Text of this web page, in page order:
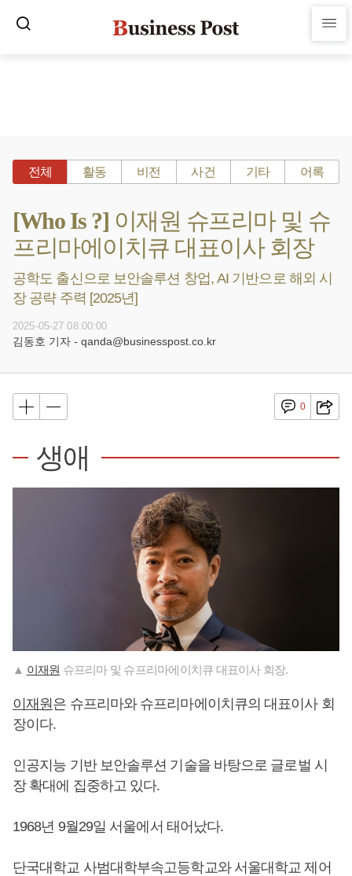
전체 활동 비전 사건 기타 어록
[Who Is ?] 이재원 슈프리마 및 슈
프리마에이치큐 대표이사 회장
공학도 출신으로 보안솔루션 창업, AI 기반으로 해외 시
장 공략 주력 [2025년]
2025-05-27 08:00:00
김동호 기자 - qanda@businesspost.co.kr
0
생애
▲ 이재원 슈프리마 및 슈프리마에이치큐 대표이사 회장.
이재원은 슈프리마와 슈프리마에이치큐의 대표이사 회
장이다.
인공지능 기반 보안솔루션 기술을 바탕으로 글로벌 시
장 확대에 집중하고 있다.
1968년 9월29일 서울에서 태어났다.
단국대학교 사범대학부속고등학교와 서울대학교 제어